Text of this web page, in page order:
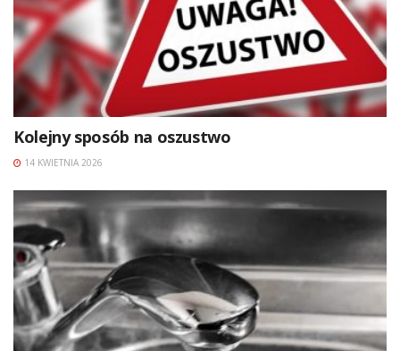
Kolejny sposób na oszustwo
14 KWIETNIA 2026